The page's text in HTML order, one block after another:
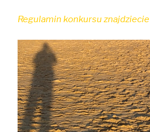
Regulamin konkursu znajdziecie